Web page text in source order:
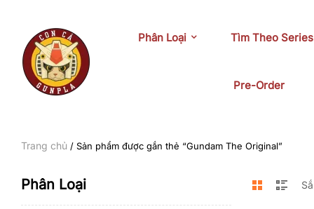
Phân Loại Tìm Theo Series
Pre-Order
Trang chủ / Sản phẩm được gắn thẻ “Gundam The Original”
Phân Loại